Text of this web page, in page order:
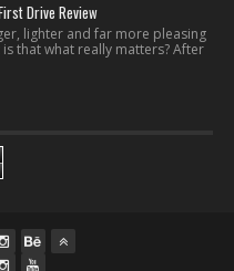
Drive Review
lighter and far more pleasing
that what really matters? After